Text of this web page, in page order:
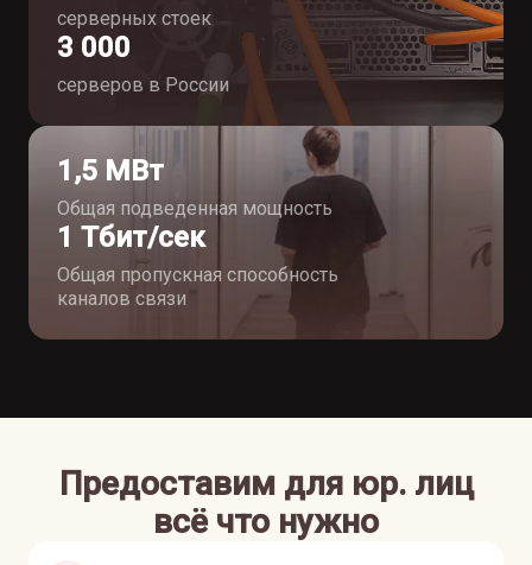
серверных стоек
3 000
серверов в России
1,5 МВт
Общая подведенная мощность
1 Тбит/сек
Общая пропускная способность
каналов связи
Предоставим для юр. лиц
всё что нужно